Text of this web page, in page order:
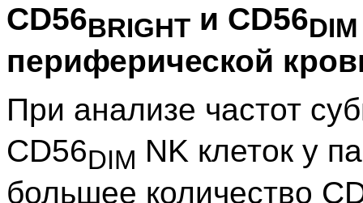
CD56BRIGHT и CD56DIM
периферической
При анализе частот
CD56DIM NK клеток у
большее количество